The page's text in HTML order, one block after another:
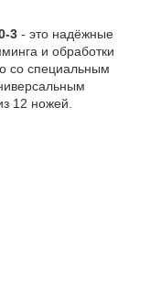
3 - это надёжные
и обработки
со специальным
12 ножей.